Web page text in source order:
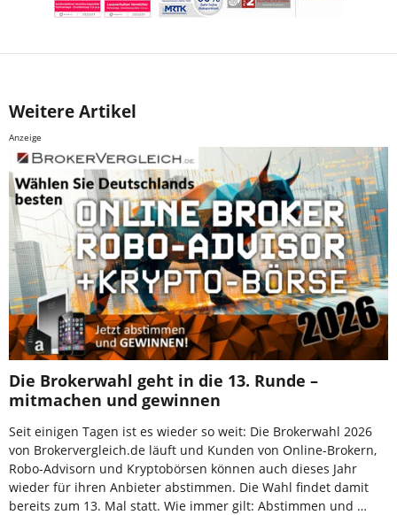
Weitere Artikel
Anzeige
Die Brokerwahl geht in die 13. Runde –
mitmachen und gewinnen
Seit einigen Tagen ist es wieder so weit: Die Brokerwahl 2026
von Brokervergleich.de läuft und Kunden von Online-Brokern,
Robo-Advisorn und Kryptobörsen können auch dieses Jahr
wieder für ihren Anbieter abstimmen. Die Wahl findet damit
bereits zum 13. Mal statt. Wie immer gilt: Abstimmen und …